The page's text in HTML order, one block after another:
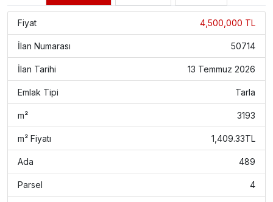
Fiyat 4,500,000 TL
İlan Numarası 50714
İlan Tarihi 13 Temmuz 2026
Emlak Tipi Tarla
m² 3193
m² Fiyatı 1,409.33TL
Ada 489
Parsel 4